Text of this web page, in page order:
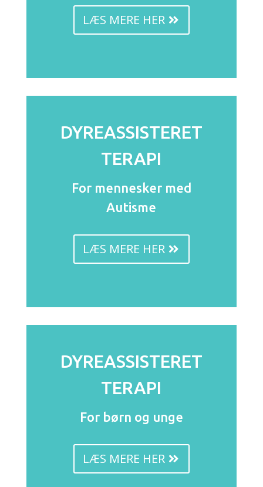
LÆS MERE HER
DYREASSISTERET
TERAPI
For mennesker med
Autisme
LÆS MERE HER
DYREASSISTERET
TERAPI
For børn og unge
LÆS MERE HER